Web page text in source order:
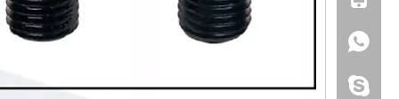
+86 -
غالينا 910902